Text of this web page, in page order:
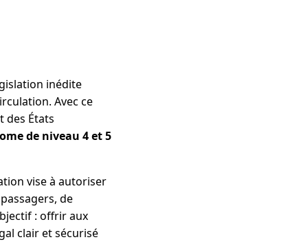
inédite
Avec ce
des États
de niveau 4 et 5
vise à autoriser
de
: offrir aux
clair et sécurisé